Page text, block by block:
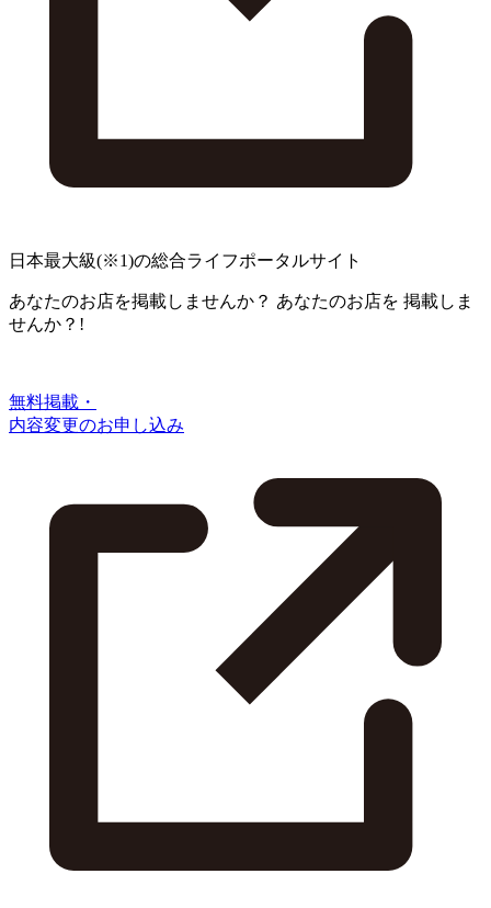
日本最大級(※1)の総合ライフポータルサイト
あなたのお店を掲載しませんか？ あなたのお店を 掲載しま
せんか？!
無料掲載・
内容変更のお申し込み